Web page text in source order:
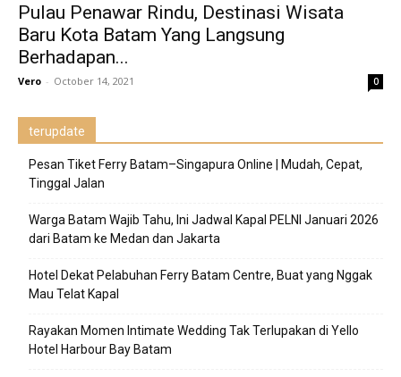
Pulau Penawar Rindu, Destinasi Wisata
Baru Kota Batam Yang Langsung
Berhadapan...
Vero - October 14, 2021 0
terupdate
Pesan Tiket Ferry Batam–Singapura Online | Mudah, Cepat,
Tinggal Jalan
Warga Batam Wajib Tahu, Ini Jadwal Kapal PELNI Januari 2026
dari Batam ke Medan dan Jakarta
Hotel Dekat Pelabuhan Ferry Batam Centre, Buat yang Nggak
Mau Telat Kapal
Rayakan Momen Intimate Wedding Tak Terlupakan di Yello
Hotel Harbour Bay Batam